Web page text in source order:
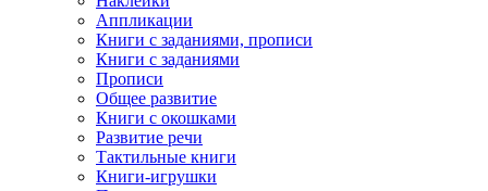
Аппликации
Книги с заданиями, прописи
Книги с заданиями
Прописи
Общее развитие
Книги с окошками
Развитие речи
Тактильные книги
Книги-игрушки